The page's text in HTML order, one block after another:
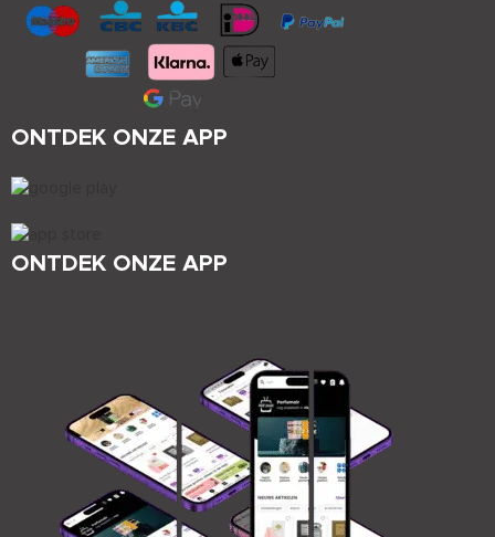
ONTDEK ONZE APP
ONTDEK ONZE APP